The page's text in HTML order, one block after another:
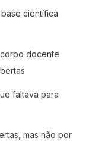
científica
docente
faltava para
mas não por